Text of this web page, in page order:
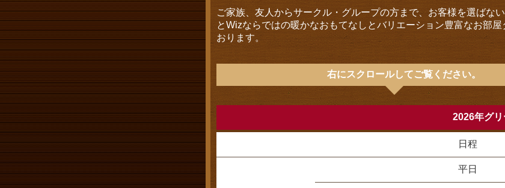
ご家族、友人からサークル・グループの方まで、お客様を選ばな
とWizならではの暖かなおもてなしとバリエーション豊富なお部屋
おります。
右にスクロールしてご覧ください。
2026年グ
日程
平日